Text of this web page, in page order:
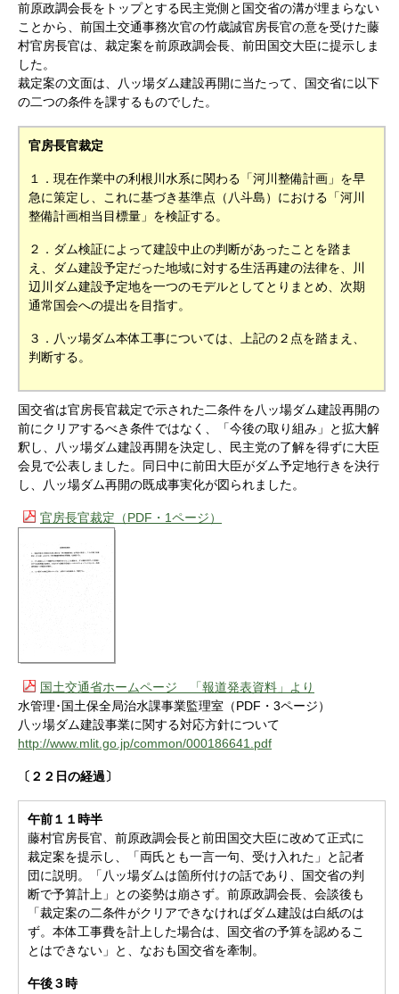
前原政調会長をトップとする民主党側と国交省の溝が埋まらない
ことから、前国土交通事務次官の竹歳誠官房長官の意を受けた藤
村官房長官は、裁定案を前原政調会長、前田国交大臣に提示しま
した。
裁定案の文面は、八ッ場ダム建設再開に当たって、国交省に以下
の二つの条件を課するものでした。
官房長官裁定
１．現在作業中の利根川水系に関わる「河川整備計画」を早
急に策定し、これに基づき基準点（八斗島）における「河川
整備計画相当目標量」を検証する。
２．ダム検証によって建設中止の判断があったことを踏ま
え、ダム建設予定だった地域に対する生活再建の法律を、川
辺川ダム建設予定地を一つのモデルとしてとりまとめ、次期
通常国会への提出を目指す。
３．八ッ場ダム本体工事については、上記の２点を踏まえ、
判断する。
国交省は官房長官裁定で示された二条件を八ッ場ダム建設再開の
前にクリアするべき条件ではなく、「今後の取り組み」と拡大解
釈し、八ッ場ダム建設再開を決定し、民主党の了解を得ずに大臣
会見で公表しました。同日中に前田大臣がダム予定地行きを決行
し、八ッ場ダム再開の既成事実化が図られました。
官房長官裁定（PDF・1ページ）
国土交通省ホームページ 「報道発表資料」より
水管理･国土保全局治水課事業監理室（PDF・3ページ）
八ッ場ダム建設事業に関する対応方針について
http://www.mlit.go.jp/common/000186641.pdf
〔２２日の経過〕
午前１１時半
藤村官房長官、前原政調会長と前田国交大臣に改めて正式に
裁定案を提示し、「両氏とも一言一句、受け入れた」と記者
団に説明。「八ッ場ダムは箇所付けの話であり、国交省の判
断で予算計上」との姿勢は崩さず。前原政調会長、会談後も
「裁定案の二条件がクリアできなければダム建設は白紙のは
ず。本体工事費を計上した場合は、国交省の予算を認めるこ
とはできない」と、なおも国交省を牽制。
午後３時